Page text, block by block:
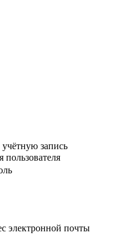
запись
электронной почты